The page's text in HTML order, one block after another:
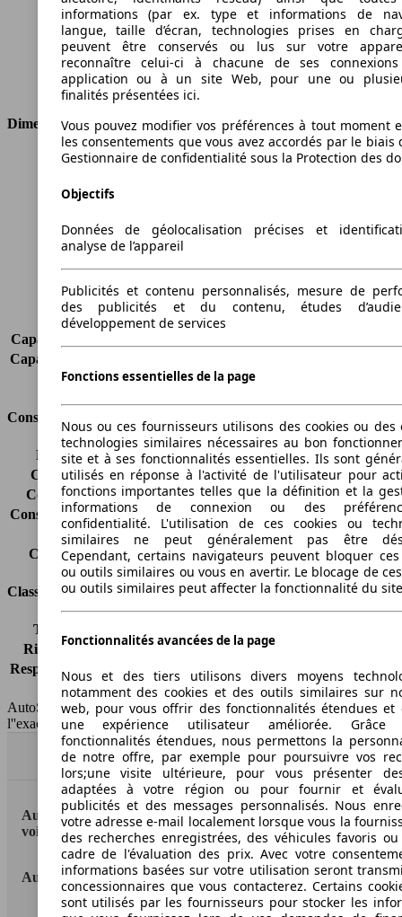
Cylindrée
1998 ccm
Carburant
Essence
Cylindres
4
Transmission
Boîte manuelle
Type de traction
4 roues permanent
Dimensions
Longueur
4635 mm
Largeur
Empattement
2630 mm
Poids maximum
1990 kg
Sièges
5
Charge sur toit
Capacité de remorquage (sans freins)
Capacité de remorquage (avec freins)
Volume du coffre
527 - 948 l
Consommation
Émissions de CO2*
215 g/km (komb.)
Consommation (ville)
11.5 l/100km
Consommation (route)
7.6 l/100km
Consommation (combinée)*
9.0 l/100km
Classe d'émissions
pas d'information
Capacité du réservoir
58 l
Classes d'assurance
Tous risques
Risques partiels
-
Responsabilité civile
HSN/TSN
MJH26x2Lxxxx/n.c.
AutoScout24 France SAS décline toute responsabilité concernant
l''exactitude des indications fournies.
Haut
AutoScout24: la plus grande plateforme en ligne de
voitures en Europe
AutoScout24
informations (par ex. type et informations de
langue, taille d’écran, technologies prises en
peuvent être conservés ou lus sur votre
reconnaître celui-ci à chacune de ses
application ou à un site Web, pour une ou
finalités présentées ici.
Vous pouvez modifier vos préférences à tout moment
les consentements que vous avez accordés par le biais
Gestionnaire de confidentialité sous la Protection des
Objectifs
Données de géolocalisation précises et
analyse de l’appareil
Publicités et contenu personnalisés, mesure de
des publicités et du contenu, études
développement de services
Fonctions essentielles de la page
Nous ou ces fournisseurs utilisons des cookies ou des
technologies similaires nécessaires au bon
site et à ses fonctionnalités essentielles. Ils sont
utilisés en réponse à l'activité de l'utilisateur pour
fonctions importantes telles que la définition et la
informations de connexion ou des
confidentialité. L'utilisation de ces cookies ou
similaires ne peut généralement pas être
Cependant, certains navigateurs peuvent bloquer ces
ou outils similaires ou vous en avertir. Le blocage de
ou outils similaires peut affecter la fonctionnalité du
Fonctionnalités avancées de la page
Nous et des tiers utilisons divers moyens
notamment des cookies et des outils similaires sur
web, pour vous offrir des fonctionnalités étendues et
une expérience utilisateur améliorée.
fonctionnalités étendues, nous permettons la
de notre offre, par exemple pour poursuivre vos
lors;une visite ultérieure, pour vous présenter
adaptées à votre région ou pour fournir et
publicités et des messages personnalisés. Nous
votre adresse e-mail localement lorsque vous la
des recherches enregistrées, des véhicules favoris
cadre de l'évaluation des prix. Avec votre
informations basées sur votre utilisation seront
concessionnaires que vous contacterez. Certains
sont utilisés par les fournisseurs pour stocker les